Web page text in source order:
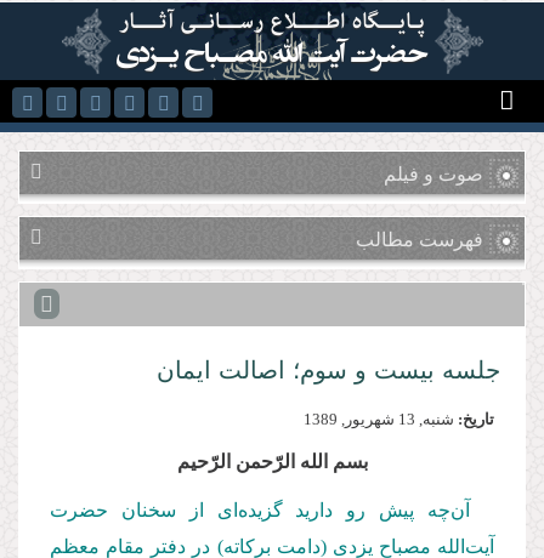
رفتن به محتوای اصلی
صوت و فیلم
فهرست مطالب
جلسه بیست و سوم؛ اصالت ایمان
تاریخ: شنبه, 13 شهريور, 1389
بسم‌ الله‌ الرّحمن‌ الرّحیم
آن‌چه پیش رو دارید گزیده‌ای از سخنان حضرت
آیت‌الله مصباح یزدی (دامت بركاته) در دفتر مقام معظم